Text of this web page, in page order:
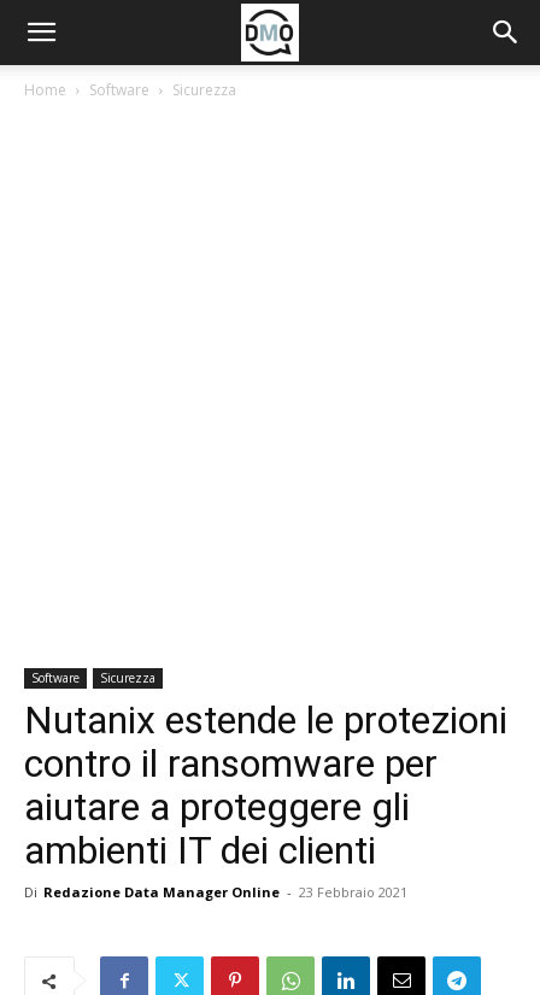
Home Software Sicurezza
Software Sicurezza
Nutanix estende le protezioni
contro il ransomware per
aiutare a proteggere gli
ambienti IT dei clienti
Di Redazione Data Manager Online - 23 Febbraio 2021